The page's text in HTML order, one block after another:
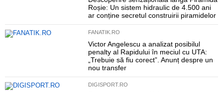
Roșie: Un sistem hidraulic de 4.500 ani
ar conține secretul construirii piramidelor
FANATIK.RO
Victor Angelescu a analizat posibilul
penalty al Rapidului în meciul cu UTA:
„Trebuie să fiu corect”. Anunț despre un
nou transfer
DIGISPORT.RO